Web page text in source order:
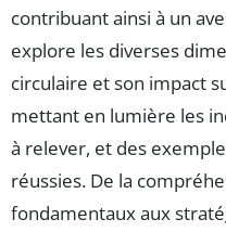
contribuant ainsi à un
explore les diverses
circulaire et son impact
mettant en lumière les
à relever, et des
réussies. De la
fondamentaux aux